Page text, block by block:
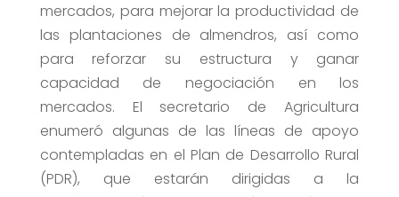
mercados, para mejorar la productividad de
las plantaciones de almendros, así como
para reforzar su estructura y ganar
capacidad de negociación en los
mercados. El secretario de Agricultura
enumeró algunas de las líneas de apoyo
contempladas en el Plan de Desarrollo Rural
(PDR), que estarán dirigidas a la